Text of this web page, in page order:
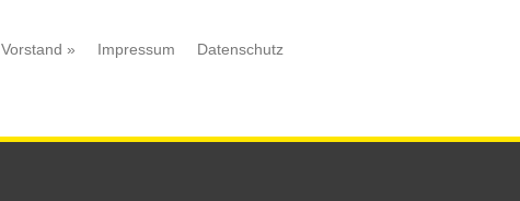
Vorstand » Impressum Datenschutz